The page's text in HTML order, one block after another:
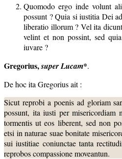
Quomodo ergo inde volunt
possunt ? Quia si iustitia Dei
liberatio illorum ? Vel ita
velint et non possint, sed
iuvare ?
Gregorius,super Lucam*.
De hoc ita Gregorius ait :
Sicut reprobi a poenis ad gloriam
possunt, ita iusti per misericordiam
tormentis ut eos liberent, sed non
etsi in naturae suae bonitate
sui iustitiae coniunctae tanta
reprobos compassione moveantun.